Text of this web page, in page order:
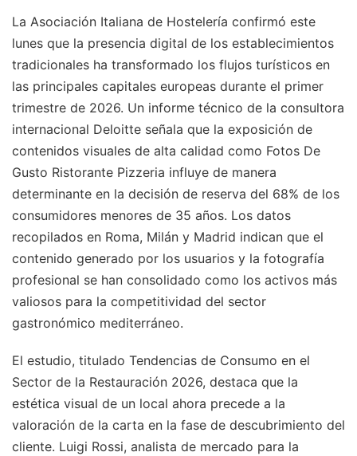
La Asociación Italiana de Hostelería confirmó este
lunes que la presencia digital de los establecimientos
tradicionales ha transformado los flujos turísticos en
las principales capitales europeas durante el primer
trimestre de 2026. Un informe técnico de la consultora
internacional Deloitte señala que la exposición de
contenidos visuales de alta calidad como Fotos De
Gusto Ristorante Pizzeria influye de manera
determinante en la decisión de reserva del 68% de los
consumidores menores de 35 años. Los datos
recopilados en Roma, Milán y Madrid indican que el
contenido generado por los usuarios y la fotografía
profesional se han consolidado como los activos más
valiosos para la competitividad del sector
gastronómico mediterráneo.
El estudio, titulado Tendencias de Consumo en el
Sector de la Restauración 2026, destaca que la
estética visual de un local ahora precede a la
valoración de la carta en la fase de descubrimiento del
cliente. Luigi Rossi, analista de mercado para la